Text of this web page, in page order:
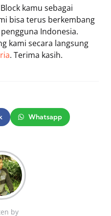
kamu sebagai
bisa terus berkembang
Indonesia.
kami secara langsung
. Terima kasih.
Whatsapp
by